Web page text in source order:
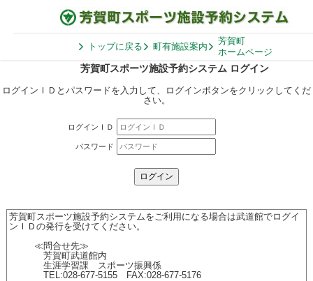
トップに戻る 町有施設案内
芳賀町
ホームページ
芳賀町スポーツ施設予約システム ログイン
ログインＩＤとパスワードを入力して、ログインボタンをクリックしてくだ
さい。
ログインＩＤ
パスワード
芳賀町スポーツ施設予約システムをご利用になる場合は武道館でログイ
ンＩＤの発行を受けてください。
≪問合せ先≫
芳賀町武道館内
生涯学習課 スポーツ振興係
TEL:028-677-5155 FAX:028-677-5176